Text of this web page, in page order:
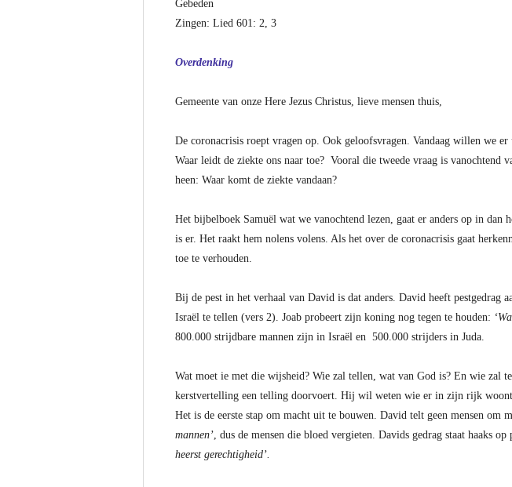
Gebeden
Zingen: Lied 601: 2, 3
Overdenking
Gemeente van onze Here Jezus Christus, lieve mensen thuis,
De coronacrisis roept vragen op. Ook geloofsvragen. Vandaag willen we
Waar leidt de ziekte ons naar toe? Vooral die tweede vraag is vanochtend
heen: Waar komt de ziekte vandaan?
Het bijbelboek Samuël wat we vanochtend lezen, gaat er anders op in
is er. Het raakt hem nolens volens. Als het over de coronacrisis gaat
toe te verhouden.
Bij de pest in het verhaal van David is dat anders. David heeft pestgedrag
Israël te tellen (vers 2). Joab probeert zijn koning nog tegen te houden:
800.000 strijdbare mannen zijn in Israël en 500.000 strijders in Juda.
Wat moet ie met die wijsheid? Wie zal tellen, wat van God is? En wie zal
kerstvertelling een telling doorvoert. Hij wil weten wie er in zijn rijk
Het is de eerste stap om macht uit te bouwen. David telt geen mensen
mannen’, dus de mensen die bloed vergieten. Davids gedrag staat haaks op
heerst gerechtigheid’.